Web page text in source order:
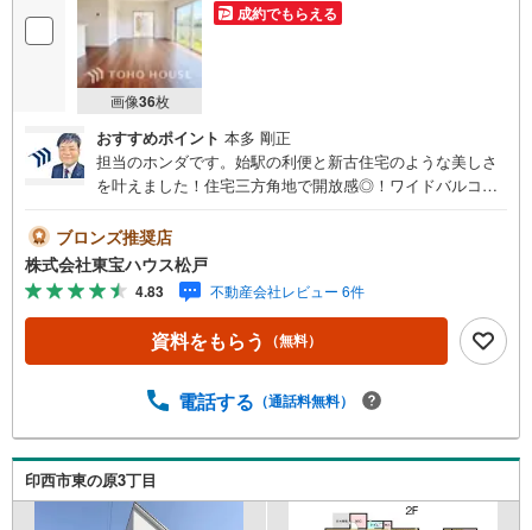
画像36枚
成約でもらえる
おすすめポイント 本多 剛正
担当のホンダです。始駅の利便と新古住宅のような美しさ
を叶えました！住宅三方角地で開放感◎！ワイドバルコニ
相談できます！■ご予約いただくとご見学がスムーズです！
【営業時間9:00～21:00】ご見学希望のお客様:右上の「室
内・現地を見学する」をクリックして下さい。資料請求希
望のお客様:右上の「資料をもらう」をクリックして下さ
い。【東宝ハウス松戸のポイント】（1）不動産のご提案か
ら資金計画・ライフシミュレーションのご相談・無理のな
購入前に知る「購入後の家族の生活」を「未来カレンダ
Pによるファイナンシャルライフサポート」・漠然とした
キャッシュフローのグラフ化、効果的な生命保険の見直
し、繰り上げ返済の効果的なタイミングなどご提案させて
頂きます。
ブロンズ推奨店
株式会社東宝ハウス松戸
4.83 不動産会社レビュー 6件
資料をもらう （無料）
電話する （通話料無料）
印西市東の原3丁目